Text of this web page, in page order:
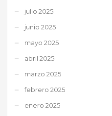
julio 2025
junio 2025
mayo 2025
abril 2025
marzo 2025
febrero 2025
enero 2025